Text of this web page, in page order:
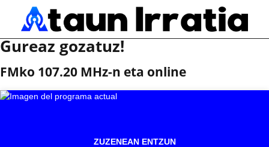
Gureaz gozatuz!
FMko 107.20 MHz-n eta online
ZUZENEAN ENTZUN